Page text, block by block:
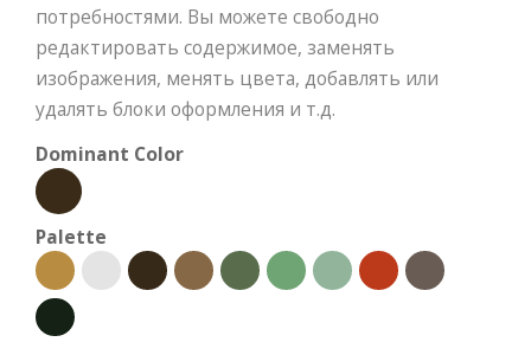
потребностями. Вы можете свободно
редактировать содержимое, заменять
изображения, менять цвета, добавлять или
удалять блоки оформления и т.д.
Dominant Color
Palette